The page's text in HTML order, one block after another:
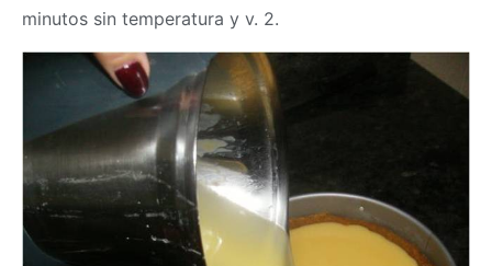
minutos sin temperatura y v. 2.